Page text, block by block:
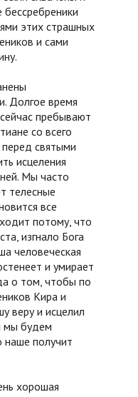
этих страшных
и сами
Долгое время
пребывают
со всего
святыми
исцеления
Мы часто
телесные
все
потому, что
изгнало Бога
человеческая
и умирает
о том, чтобы по
Кира и
веру и исцелил
мы будем
наше получит
хорошая